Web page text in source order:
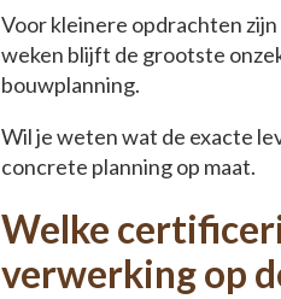
Voor kleinere opdrachten
weken blijft de grootste
bouwplanning.
Wil je weten wat de exacte
concrete planning op maat.
Welke
verwerking op